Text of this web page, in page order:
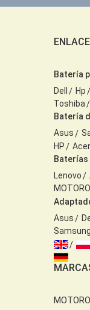
Batería
Dell
Hp
Toshiba
Batería
Asus
HP
Acer
Lenovo
Asus
Samsung